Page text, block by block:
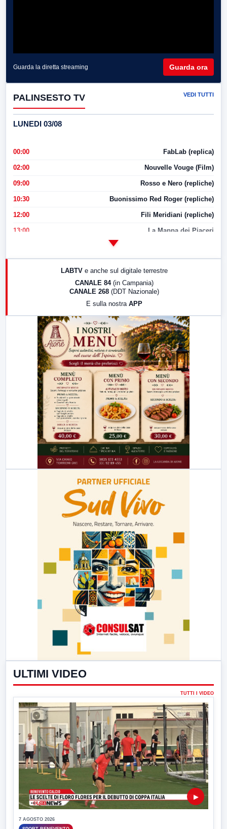
Guarda la diretta streaming Guarda ora
PALINSESTO TV VEDI TUTTI
LUNEDI 03/08
00:00 FabLab (replica)
02:00 Nouvelle Vouge (Film)
09:00 Rosso e Nero (repliche)
10:30 Buonissimo Red Roger (repliche)
12:00 Fili Meridiani (repliche)
13:00 La Mappa dei Piaceri
17:00 LabNews (replica)
LabNews (replica)
LABTV e anche sul digitale terrestre
CANALE 84 (in Campania)
CANALE 268 (DDT Nazionale)
E sulla nostra APP
ULTIMI VIDEO
TUTTI I VIDEO
▶
7 AGOSTO 2026